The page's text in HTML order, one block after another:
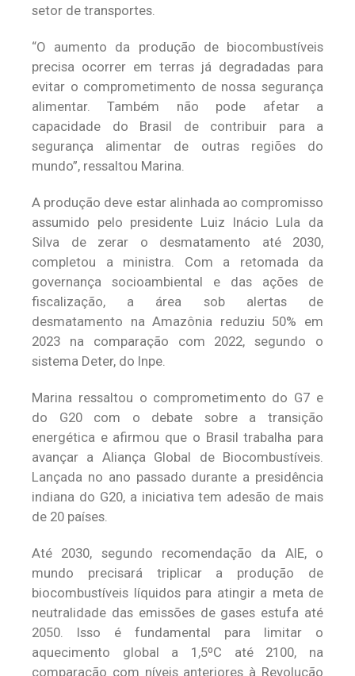
setor de transportes.
“O aumento da produção de biocombustíveis
precisa ocorrer em terras já degradadas para
evitar o comprometimento de nossa segurança
alimentar. Também não pode afetar a
capacidade do Brasil de contribuir para a
segurança alimentar de outras regiões do
mundo”, ressaltou Marina.
A produção deve estar alinhada ao compromisso
assumido pelo presidente Luiz Inácio Lula da
Silva de zerar o desmatamento até 2030,
completou a ministra. Com a retomada da
governança socioambiental e das ações de
fiscalização, a área sob alertas de
desmatamento na Amazônia reduziu 50% em
2023 na comparação com 2022, segundo o
sistema Deter, do Inpe.
Marina ressaltou o comprometimento do G7 e
do G20 com o debate sobre a transição
energética e afirmou que o Brasil trabalha para
avançar a Aliança Global de Biocombustíveis.
Lançada no ano passado durante a presidência
indiana do G20, a iniciativa tem adesão de mais
de 20 países.
Até 2030, segundo recomendação da AIE, o
mundo precisará triplicar a produção de
biocombustíveis líquidos para atingir a meta de
neutralidade das emissões de gases estufa até
2050. Isso é fundamental para limitar o
aquecimento global a 1,5ºC até 2100, na
comparação com níveis anteriores à Revolução